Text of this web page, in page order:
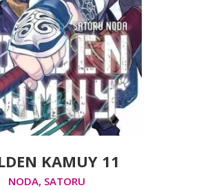
KAMUY 11
NODA, SATORU